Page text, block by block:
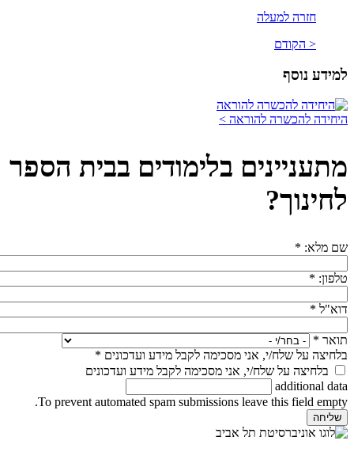
חזרה למעלה
< הקודם
למידע נוסף
היחידה להכשרה להוראה >
מתעניינים בלימודים בבית הספר
לחינוך?
שם מלא: *
טלפון: *
דוא"ל *
תואר *
בלחיצה על שלח/י, אני מסכימה לקבל מידע ועדכונים *
בלחיצה על שלח/י, אני מסכימה לקבל מידע ועדכונים
additional data
To prevent automated spam submissions leave this field empty.